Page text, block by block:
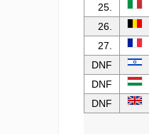
25.
26.
27.
DNF
DNF
DNF